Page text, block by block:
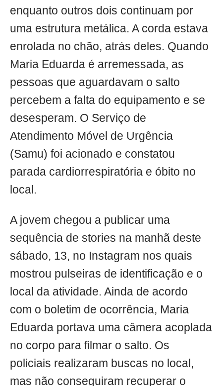
enquanto outros dois continuam por
uma estrutura metálica. A corda estava
enrolada no chão, atrás deles. Quando
Maria Eduarda é arremessada, as
pessoas que aguardavam o salto
percebem a falta do equipamento e se
desesperam. O Serviço de
Atendimento Móvel de Urgência
(Samu) foi acionado e constatou
parada cardiorrespiratória e óbito no
local.
A jovem chegou a publicar uma
sequência de stories na manhã deste
sábado, 13, no Instagram nos quais
mostrou pulseiras de identificação e o
local da atividade. Ainda de acordo
com o boletim de ocorrência, Maria
Eduarda portava uma câmera acoplada
no corpo para filmar o salto. Os
policiais realizaram buscas no local,
mas não conseguiram recuperar o